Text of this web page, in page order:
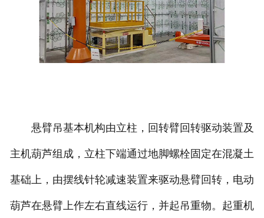
悬臂吊基本机构由立柱，回转臂回转驱动装置及
主机葫芦组成，立柱下端通过地脚螺栓固定在混凝土
基础上，由摆线针轮减速装置来驱动悬臂回转，电动
葫芦在悬臂上作左右直线运行，并起吊重物。起重机